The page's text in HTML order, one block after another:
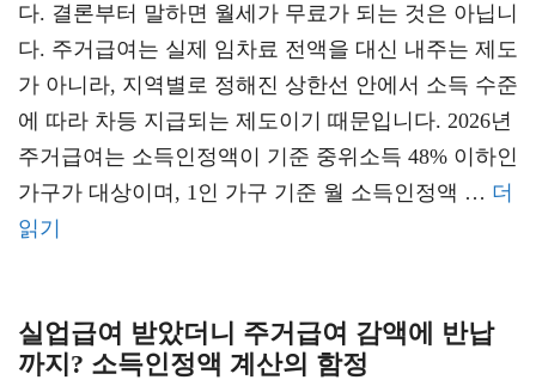
다. 결론부터 말하면 월세가 무료가 되는 것은 아닙니
다. 주거급여는 실제 임차료 전액을 대신 내주는 제도
가 아니라, 지역별로 정해진 상한선 안에서 소득 수준
에 따라 차등 지급되는 제도이기 때문입니다. 2026년
주거급여는 소득인정액이 기준 중위소득 48% 이하인
가구가 대상이며, 1인 가구 기준 월 소득인정액 … 더
읽기
실업급여 받았더니 주거급여 감액에 반납
까지? 소득인정액 계산의 함정